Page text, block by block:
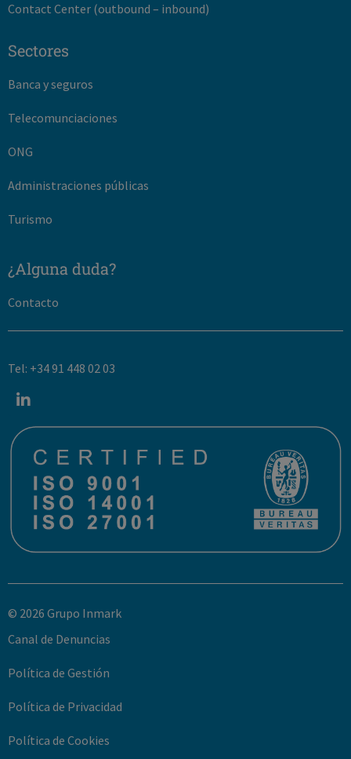
Contact Center (outbound – inbound)
Sectores
Banca y seguros
Telecomunciaciones
ONG
Administraciones públicas
Turismo
¿Alguna duda?
Contacto
Tel: +34 91 448 02 03
© 2026 Grupo Inmark
Canal de Denuncias
Política de Gestión
Política de Privacidad
Política de Cookies